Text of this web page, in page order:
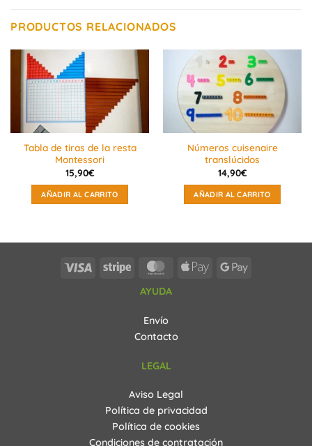
PRODUCTOS RELACIONADOS
Tabla de tiras de la resta
Montessori
15,90€
AÑADIR AL CARRITO
Números cuisenaire
translúcidos
14,90€
AÑADIR AL CARRITO
Visa Stripe MasterCard
Apple
Google
AYUDA
Envío
Contacto
LEGAL
Aviso Legal
Política de privacidad
Política de cookies
Condiciones de contratación